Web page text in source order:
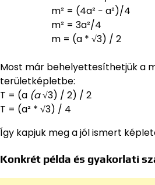
m² = (4a² − a²)/4
m² = 3a²/4
m = (a * √3) / 2
Most már behelyettesíthetjük a
területképletbe:
T = (a (a√3) / 2) / 2
T = (a² * √3) / 4
Így kapjuk meg a jól ismert
Konkrét példa és gyakorlati